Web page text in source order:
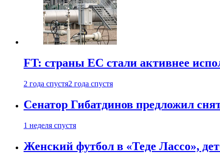
FT: страны ЕС стали активнее
2 года спустя2 года спустя
Сенатор Гибатдинов предложил
1 неделя спустя
Женский футбол в «Теде Лассо»,